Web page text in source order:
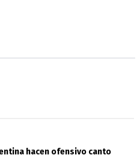
hacen ofensivo canto